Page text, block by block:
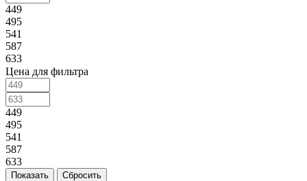
449
495
541
587
633
Цена для фильтра
449
495
541
587
633
Сбросить